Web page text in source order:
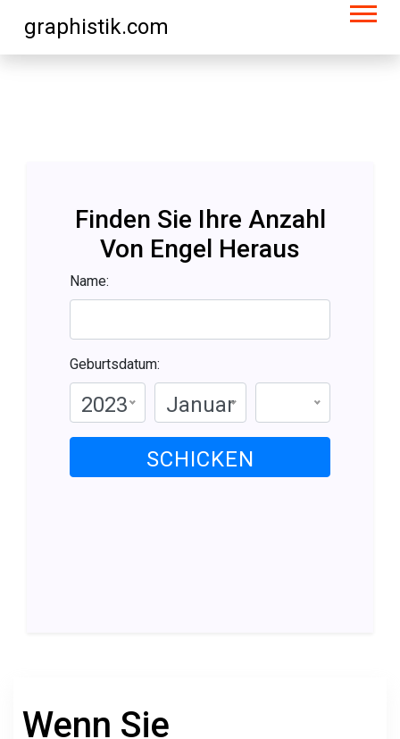
graphistik.com
Finden Sie Ihre Anzahl
Von Engel Heraus
Name:
Geburtsdatum:
2023 Januar
SCHICKEN
Wenn Sie